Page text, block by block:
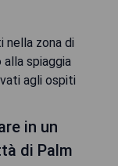
zona di
spiaggia
agli ospiti
in un
di Palm